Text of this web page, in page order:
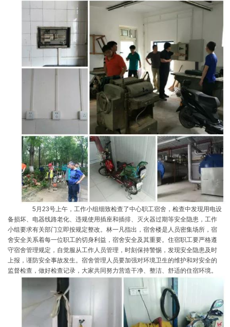
5月23号上午，工作小组细致检查了中心职工宿舍，检查中发现用电设
备损坏、电器线路老化、违规使用插座和插排、灭火器过期等安全隐患，工作
小组要求有关部门立即按规定整改。林一凡指出，宿舍楼是人员密集场所，宿
舍安全关系着每一位职工的切身利益，宿舍安全及其重要。住宿职工要严格遵
守宿舍管理规定，自觉服从工作人员管理，时刻保持警惕，发现安全隐患及时
上报，谨防安全事故发生。宿舍管理人员要加强对环境卫生的维护和对安全的
监督检查，做好检查记录，大家共同努力营造干净、整洁、舒适的住宿环境。